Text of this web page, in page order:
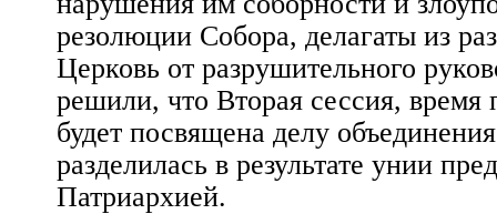
резолюции Собора, делагаты из
Церковь от разрушительного
решили, что Вторая сессия, время
будет посвящена делу
разделилась в результате унии
Патриархией.